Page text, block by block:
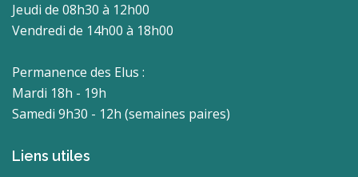
Jeudi de 08h30 à 12h00
Vendredi de 14h00 à 18h00
Permanence des Elus :
Mardi 18h - 19h
Samedi 9h30 - 12h (semaines paires)
Liens utiles